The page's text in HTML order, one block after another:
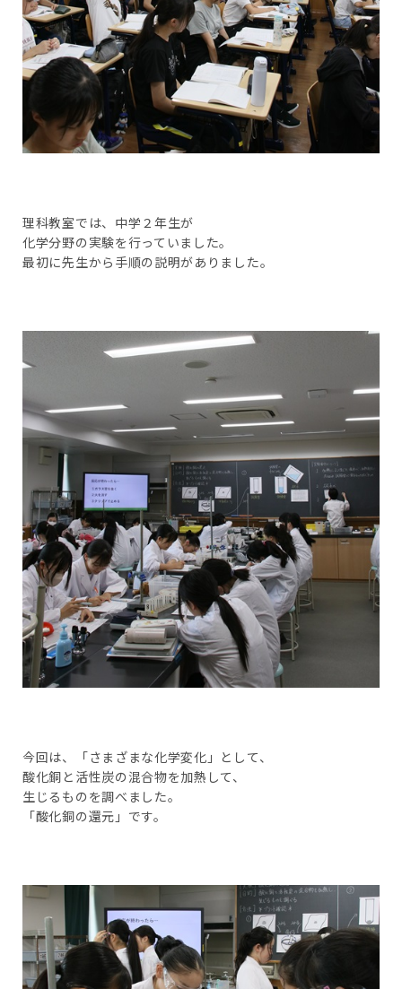
理科教室では、中学２年生が
化学分野の実験を行っていました。
最初に先生から手順の説明がありました。
今回は、「さまざまな化学変化」として、
酸化銅と活性炭の混合物を加熱して、
生じるものを調べました。
「酸化銅の還元」です。